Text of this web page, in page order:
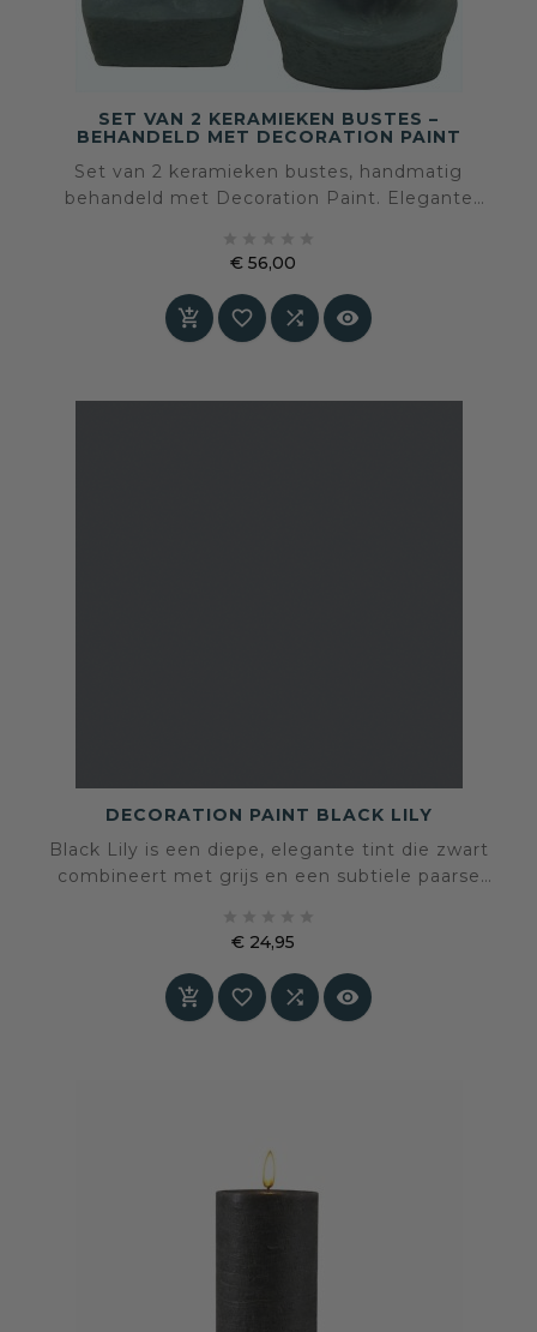
SET VAN 2 KERAMIEKEN BUSTES –
BEHANDELD MET DECORATION PAINT
Set van 2 keramieken bustes, handmatig
behandeld met Decoration Paint. Elegante
€ 56,00
   
DECORATION PAINT BLACK LILY
Black Lily is een diepe, elegante tint die zwart
combineert met grijs en een subtiele paarse
Een perfecte kleur voor wie durft te spelen met
diepte, drama en verfijning.
€ 24,95
   